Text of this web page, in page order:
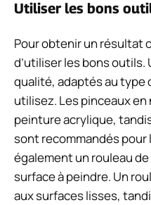
Utiliser les bons
Pour obtenir un résultat
d’utiliser les bons
qualité, adaptés au type
utilisez. Les pinceaux
peinture acrylique,
sont recommandés pour
également un rouleau
surface à peindre. Un
aux surfaces lisses,